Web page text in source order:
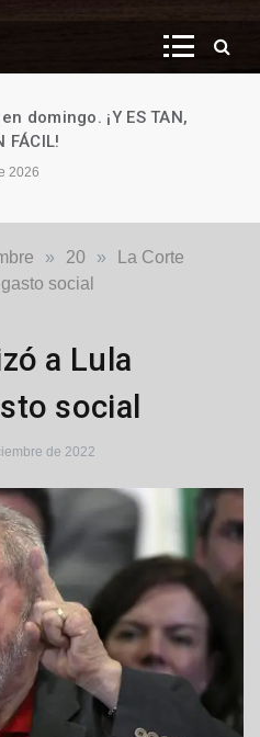
domingo. ¡Y ES TAN,
FÁCIL!
2026
» 20 »
La Corte
social
a Lula
social
de 2022